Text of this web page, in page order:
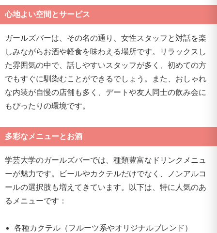
心地よい空間とサービス
ガールズバーは、その名の通り、女性スタッフと対話を楽
しみながらお酒や軽食を味わえる場所です。リラックスし
た雰囲気の中で、話しやすいスタッフが多く、初めての方
でもすぐに馴染むことができるでしょう。また、おしゃれ
な内装が自慢の店舗も多く、デートや友人同士の飲み会に
もぴったりの環境です。
多彩なメニューとお酒
学芸大学のガールズバーでは、種類豊富なドリンクメニュ
ーが魅力です。ビールやカクテルだけでなく、ノンアルコ
ールの選択肢も増えてきています。以下は、特に人気のあ
るメニューです：
各種カクテル（フルーツ系やオリジナルブレンド）